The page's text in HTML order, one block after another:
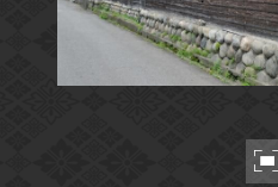
カテゴリで見る
世界遺産と無形文化遺産
全国の美術館・博物館